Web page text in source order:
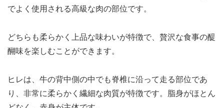
でよく使用される高級な肉の部位です。
どちらも柔らかく上品な味わいが特徴で、贅沢な食事の醍
醐味を楽しむことができます。
ヒレは、牛の背中側の中でも脊椎に沿って走る部位であ
り、非常に柔らかく繊細な肉質が特徴です。脂身がほとん